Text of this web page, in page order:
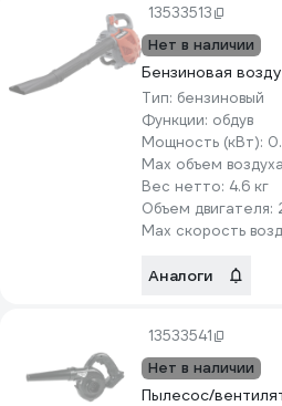
13533513
Нет в наличии
Бензиновая
Тип: бензиновый
Функции: обдув
Мощность (кВт):
Max объем
Вес нетто: 4.6 кг
Объем двигателя:
Max скорость
Аналоги
13533541
Нет в наличии
Пылесос/